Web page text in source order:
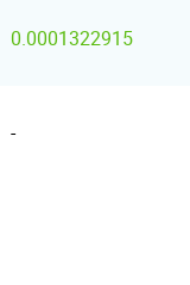
0.0001322915
-